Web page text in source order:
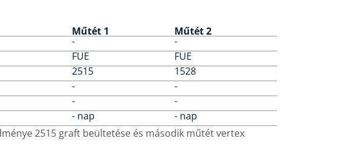
Műtét 1
Műtét 2
-
-
FUE
FUE
2515
1528
-
-
-
-
- nap
- nap
2515 graft beültetése és második műtét vertex